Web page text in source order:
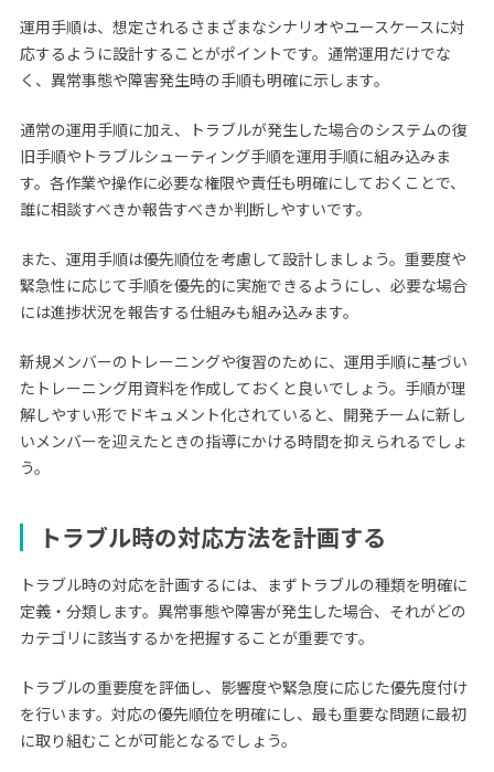
運用手順は、想定されるさまざまなシナリオやユースケースに対
応するように設計することがポイントです。通常運用だけでな
く、異常事態や障害発生時の手順も明確に示します。
通常の運用手順に加え、トラブルが発生した場合のシステムの復
旧手順やトラブルシューティング手順を運用手順に組み込みま
す。各作業や操作に必要な権限や責任も明確にしておくことで、
誰に相談すべきか報告すべきか判断しやすいです。
また、運用手順は優先順位を考慮して設計しましょう。重要度や
緊急性に応じて手順を優先的に実施できるようにし、必要な場合
には進捗状況を報告する仕組みも組み込みます。
新規メンバーのトレーニングや復習のために、運用手順に基づい
たトレーニング用資料を作成しておくと良いでしょう。手順が理
解しやすい形でドキュメント化されていると、開発チームに新し
いメンバーを迎えたときの指導にかける時間を抑えられるでしょ
う。
トラブル時の対応方法を計画する
トラブル時の対応を計画するには、まずトラブルの種類を明確に
定義・分類します。異常事態や障害が発生した場合、それがどの
カテゴリに該当するかを把握することが重要です。
トラブルの重要度を評価し、影響度や緊急度に応じた優先度付け
を行います。対応の優先順位を明確にし、最も重要な問題に最初
に取り組むことが可能となるでしょう。